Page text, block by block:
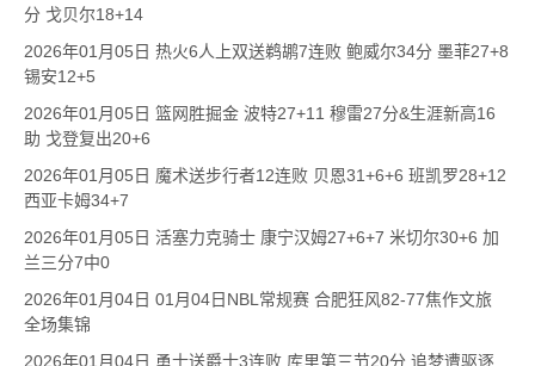
分 戈贝尔18+14
2026年01月05日 热火6人上双送鹈鹕7连败 鲍威尔34分 墨菲27+8
锡安12+5
2026年01月05日 篮网胜掘金 波特27+11 穆雷27分&生涯新高16
助 戈登复出20+6
2026年01月05日 魔术送步行者12连败 贝恩31+6+6 班凯罗28+12
西亚卡姆34+7
2026年01月05日 活塞力克骑士 康宁汉姆27+6+7 米切尔30+6 加
兰三分7中0
2026年01月04日 01月04日NBL常规赛 合肥狂风82-77焦作文旅
全场集锦
2026年01月04日 勇士送爵士3连败 库里第三节20分 追梦遭驱逐